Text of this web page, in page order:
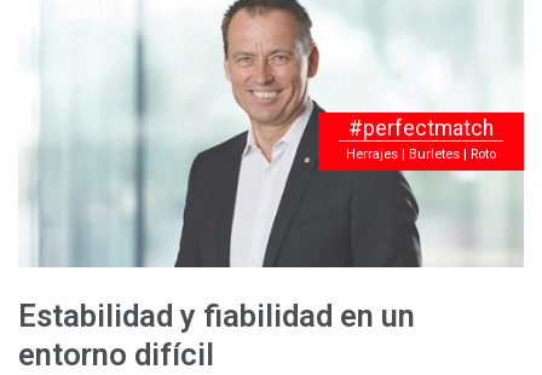
#perfectmatch
Herrajes | Burletes | Roto
Estabilidad y fiabilidad en un
entorno difícil